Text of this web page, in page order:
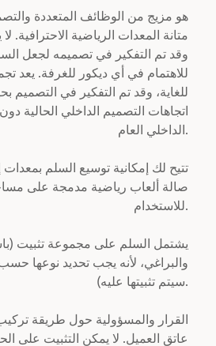
متانة المعدات الرياضية الاحترافية.
وقد تم التفكير في تصميمه لجعل
للاهتمام في أي ديكور للغرفة. يعد
للغاية، وقد تم التفكير في التصميم
اتجاهات التصميم الداخلي الحالية
تتيح لك إمكانية توسيع السلم
يشتمل السلم على مجموعة تثبيت
والبراغي، لأنه يجب تحديد نوعها
القرار والمسؤولية حول طريقة
عاتق العميل. لا يمكن التثبيت على